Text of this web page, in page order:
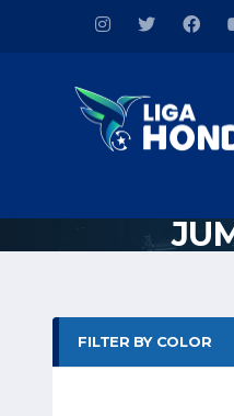
FILTER BY COLOR